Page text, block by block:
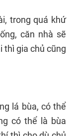
trong quá khứ
căn nhà sẽ
thì gia chủ cũng
lá bùa, có thể
có thể là bùa